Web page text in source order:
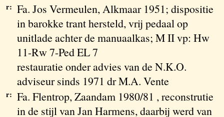
r: Fa. Jos Vermeulen, Alkmaar 1951; dispositie
in barokke trant hersteld, vrij pedaal op
unitlade achter de manuaalkas; M II vp: Hw
11-Rw 7-Ped EL 7
restauratie onder advies van de N.K.O.
adviseur sinds 1971 dr M.A. Vente
r: Fa. Flentrop, Zaandam 1980/81 , reconstrutie
in de stijl van Jan Harmens, daarbij werd van